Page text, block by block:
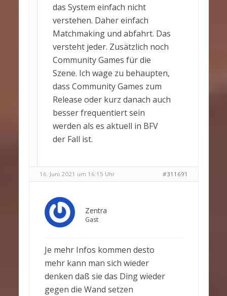
das System einfach nicht
verstehen. Daher einfach
Matchmaking und abfahrt. Das
versteht jeder. Zusätzlich noch
Community Games für die
Szene. Ich wage zu behaupten,
dass Community Games zum
Release oder kurz danach auch
besser frequentiert sein
werden als es aktuell in BFV
der Fall ist.
16. Juni 2021 um 16:15 Uhr #311691
Zentra
Gast
Je mehr Infos kommen desto
mehr kann man sich wieder
denken daß sie das Ding wieder
gegen die Wand setzen